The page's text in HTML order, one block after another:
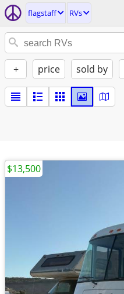
flagstaff RVs
+ price sold by
$13,500